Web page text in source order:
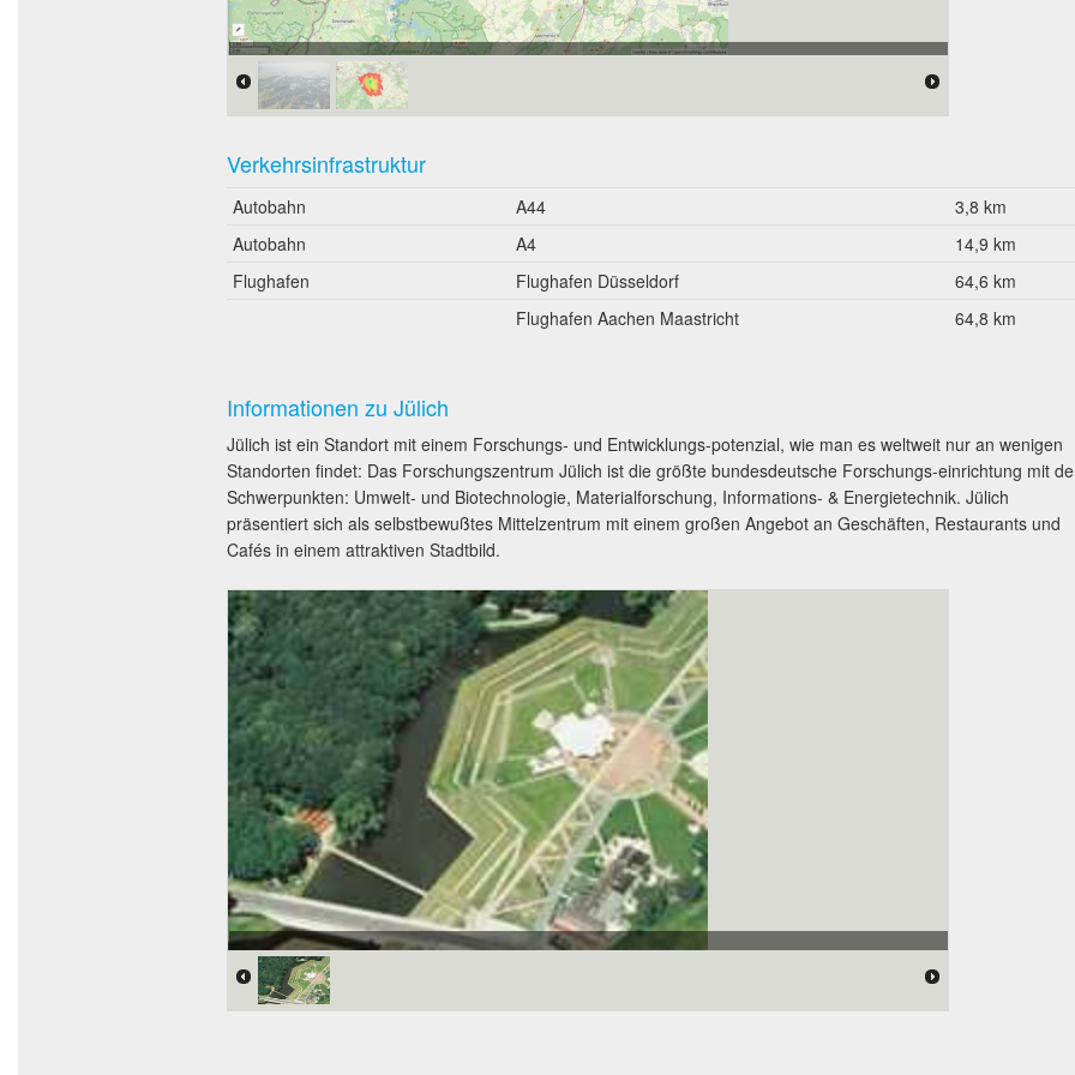
Erreichbarkeit in 20 Minuten: 176.000 Einwohner
Verkehrsinfrastruktur
Autobahn A44
3,8 km
Autobahn
A4
14,9 km
Flughafen
Flughafen Düsseldorf
64,6 km
Flughafen Aachen Maastricht
64,8 km
Informationen zu Jülich
Jülich ist ein Standort mit einem Forschungs- und Entwicklungs-potenzial, wie man es weltweit nur an wenigen
Standorten findet: Das Forschungszentrum Jülich ist die größte bundesdeutsche Forschungs-einrichtung mit
Schwerpunkten: Umwelt- und Biotechnologie, Materialforschung, Informations- & Energietechnik. Jülich
präsentiert sich als selbstbewußtes Mittelzentrum mit einem großen Angebot an Geschäften, Restaurants und
Cafés in einem attraktiven Stadtbild.